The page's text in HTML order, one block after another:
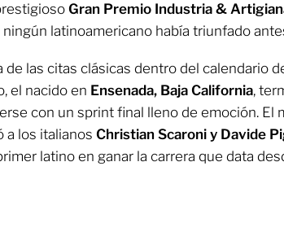
Gran Premio Industria &
latinoamericano había triunfado
de las citas clásicas dentro del calendario
el nacido en Ensenada, Baja California,
con un sprint final lleno de emoción. El
a los italianos Christian Scaroni y Davide
latino en ganar la carrera que data